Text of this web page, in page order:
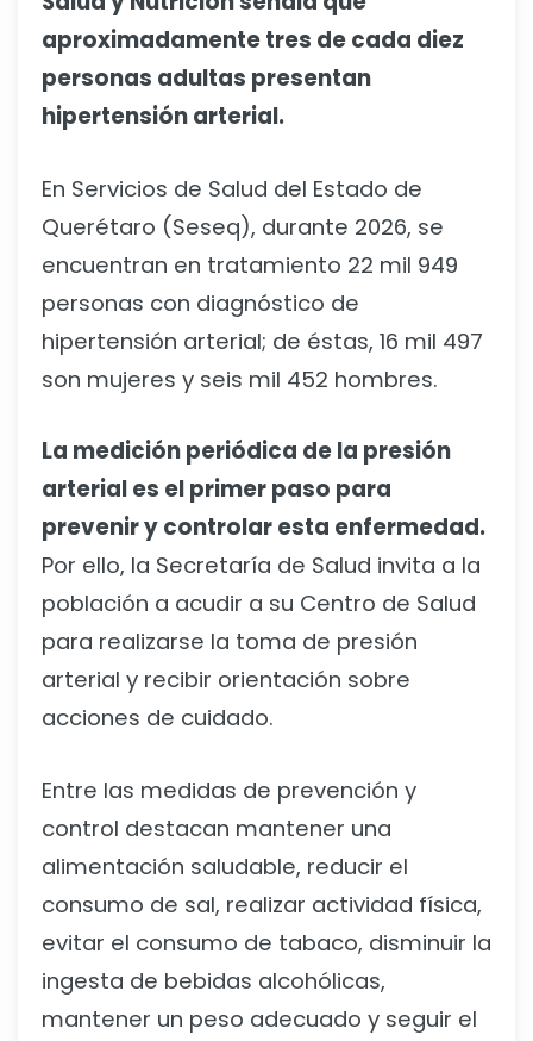
aproximadamente tres de cada diez
personas adultas presentan
hipertensión arterial.
En Servicios de Salud del Estado de
Querétaro (Seseq), durante 2026, se
encuentran en tratamiento 22 mil 949
personas con diagnóstico de
hipertensión arterial; de éstas, 16 mil 497
son mujeres y seis mil 452 hombres.
La medición periódica de la presión
arterial es el primer paso para
prevenir y controlar esta enfermedad.
Por ello, la Secretaría de Salud invita a la
población a acudir a su Centro de Salud
para realizarse la toma de presión
arterial y recibir orientación sobre
acciones de cuidado.
Entre las medidas de prevención y
control destacan mantener una
alimentación saludable, reducir el
consumo de sal, realizar actividad física,
evitar el consumo de tabaco, disminuir la
ingesta de bebidas alcohólicas,
mantener un peso adecuado y seguir el